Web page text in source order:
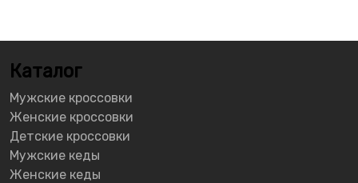
Каталог
Мужские кроссовки
Женские кроссовки
Детские кроссовки
Мужские кеды
Женские кеды